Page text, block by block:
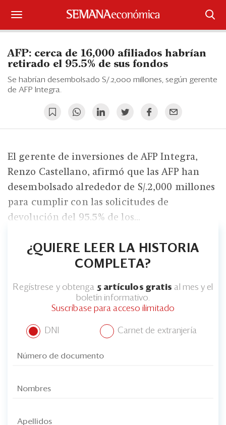
Iniciar sesión
Portada
¿Qué está pasando?
Management
Legal y Política
Blogs
Edición Impresa
AFP: cerca de 16,000 afiliados habrían
retirado el 95.5% de sus fondos
Se habrían desembolsado S/.2,000 millones, según gerente
de AFP Integra.
El gerente de inversiones de AFP Integra,
Renzo Castellano, afirmó que las AFP han
desembolsado alrededor de S/.2,000 millones
para cumplir con las solicitudes de
devolución del 95.5% de los...
¿QUIERE LEER LA HISTORIA
COMPLETA?
Regístrese y obtenga 5 artículos gratis al mes y el
boletín informativo.
Suscríbase para acceso ilimitado
DNI Carnet de extranjería